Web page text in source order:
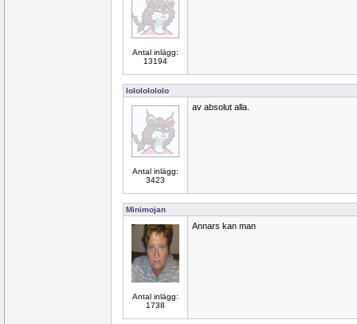
Antal inlägg:
13194
lolololololo
Antal inlägg:
3423
av absolut alla.
Minimojan
Antal inlägg:
1738
Annars kan man